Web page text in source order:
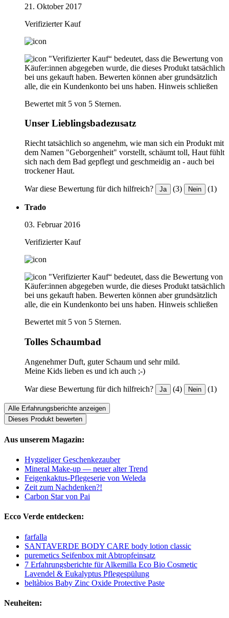
21. Oktober 2017
Verifizierter Kauf
"Verifizierter Kauf“ bedeutet, dass die Bewertung von
Käufer:innen abgegeben wurde, die dieses Produkt tatsächlich
bei uns gekauft haben. Bewerten können aber grundsätzlich
alle, die ein Kundenkonto bei uns haben. Hinweis schließen
Bewertet mit 5 von 5 Sternen.
Unser Lieblingsbadezusatz
Riecht tatsächlich so angenehm, wie man sich ein Produkt mit
dem Namen "Geborgenheit" vorstellt, schäumt toll, Haut fühlt
sich nach dem Bad gepflegt und geschmeidig an - auch bei
trockener Haut.
War diese Bewertung für dich hilfreich? Ja (3) Nein (1)
Trado
03. Februar 2016
Verifizierter Kauf
"Verifizierter Kauf“ bedeutet, dass die Bewertung von
Käufer:innen abgegeben wurde, die dieses Produkt tatsächlich
bei uns gekauft haben. Bewerten können aber grundsätzlich
alle, die ein Kundenkonto bei uns haben. Hinweis schließen
Bewertet mit 5 von 5 Sternen.
Tolles Schaumbad
Angenehmer Duft, guter Schaum und sehr mild.
Meine Kids lieben es und ich auch ;-)
War diese Bewertung für dich hilfreich? Ja (4) Nein (1)
Alle Erfahrungsberichte anzeigen
Dieses Produkt bewerten
Aus unserem Magazin:
Hyggeliger Geschenkezauber
Mineral Make-up — neuer alter Trend
Feigenkaktus-Pflegeserie von Weleda
Zeit zum Nachdenken?!
Carbon Star von Pai
Ecco Verde entdecken:
farfalla
SANTAVERDE BODY CARE body lotion classic
puremetics Seifenbox mit Abtropfeinsatz
7 Erfahrungsberichte für Alkemilla Eco Bio Cosmetic
Lavendel & Eukalyptus Pflegespülung
beltàbios Baby Zinc Oxide Protective Paste
Neuheiten: